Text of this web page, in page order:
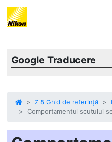
Google Traducere
Z 8 Ghid de referință
Comportamentul scutului